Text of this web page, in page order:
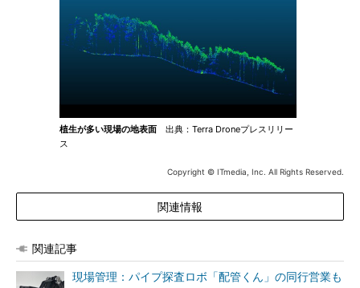
植生が多い現場の地表面 出典：Terra Droneプレスリリー
ス
Copyright © ITmedia, Inc. All Rights Reserved.
関連情報
関連記事
現場管理：パイプ探査ロボ「配管くん」の同行営業も